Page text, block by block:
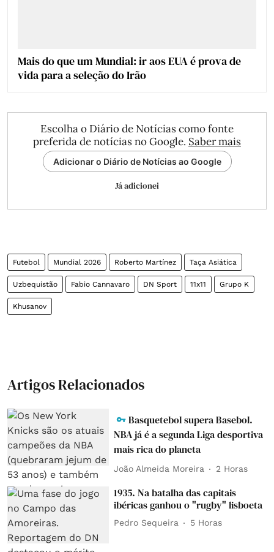
Mais do que um Mundial: ir aos EUA é prova de
vida para a seleção do Irão
Escolha o Diário de Notícias como fonte
preferida de notícias no Google. Saber mais
Adicionar o Diário de Notícias ao Google
Já adicionei
Futebol Mundial 2026 Roberto Martínez Taça Asiática
Uzbequistão Fabio Cannavaro DN Sport 11x11 Grupo K
Khusanov
Artigos Relacionados
Basquetebol supera Basebol.
NBA já é a segunda Liga desportiva
mais rica do planeta
João Almeida Moreira 2 Horas
1935. Na batalha das capitais
ibéricas ganhou o "rugby" lisboeta
Pedro Sequeira 5 Horas